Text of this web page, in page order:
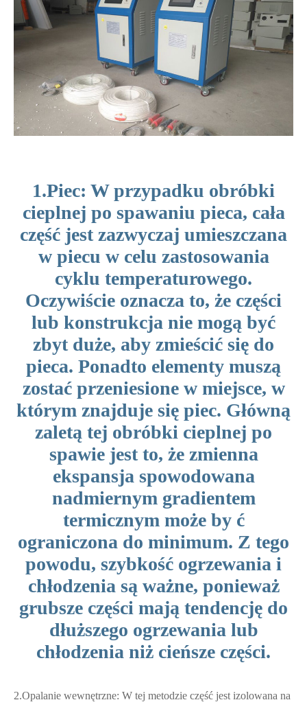
1.Piec: W przypadku obróbki
cieplnej po spawaniu pieca, cała
część jest zazwyczaj umieszczana
w piecu w celu zastosowania
cyklu temperaturowego.
Oczywiście oznacza to, że części
lub konstrukcja nie mogą być
zbyt duże, aby zmieścić się do
pieca. Ponadto elementy muszą
zostać przeniesione w miejsce, w
którym znajduje się piec. Główną
zaletą tej obróbki cieplnej po
spawie jest to, że zmienna
ekspansja spowodowana
nadmiernym gradientem
termicznym może by ć
ograniczona do minimum. Z tego
powodu, szybkość ogrzewania i
chłodzenia są ważne, ponieważ
grubsze części mają tendencję do
dłuższego ogrzewania lub
chłodzenia niż cieńsze części.
2.Opalanie wewnętrzne: W tej metodzie część jest izolowana na